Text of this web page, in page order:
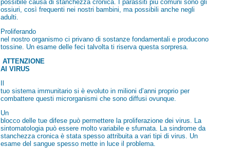
possibile causa di stanchezza cronica. I parassiti più comuni sono gli
ossiuri, così frequenti nei nostri bambini, ma possibili anche negli
adulti.
Proliferando
nel nostro organismo ci privano di sostanze fondamentali e producono
tossine. Un esame delle feci talvolta ti riserva questa sorpresa.
ATTENZIONE
AI VIRUS
tuo sistema immunitario si è evoluto in milioni d’anni proprio per
combattere questi microrganismi che sono diffusi ovunque.
Un
blocco delle tue difese può permettere la proliferazione dei virus. La
sintomatologia può essere molto variabile e sfumata. La sindrome da
stanchezza cronica è stata spesso attribuita a vari tipi di virus. Un
esame del sangue spesso mette in luce il problema.